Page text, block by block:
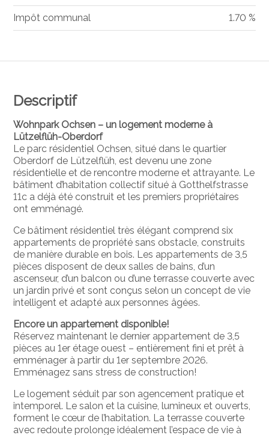
Descriptif
Wohnpark Ochsen – un logement moderne à
Lützelflüh-Oberdorf
Le parc résidentiel Ochsen, situé dans le quartier
Oberdorf de Lützelflüh, est devenu une zone
résidentielle et de rencontre moderne et attrayante. Le
bâtiment d’habitation collectif situé à Gotthelfstrasse
11c a déjà été construit et les premiers propriétaires
ont emménagé.
Ce bâtiment résidentiel très élégant comprend six
appartements de propriété sans obstacle, construits
de manière durable en bois. Les appartements de 3,5
pièces disposent de deux salles de bains, d’un
ascenseur, d’un balcon ou d’une terrasse couverte avec
un jardin privé et sont conçus selon un concept de vie
intelligent et adapté aux personnes âgées.
Encore un appartement disponible!
Réservez maintenant le dernier appartement de 3,5
pièces au 1er étage ouest – entièrement fini et prêt à
emménager à partir du 1er septembre 2026.
Emménagez sans stress de construction!
Le logement séduit par son agencement pratique et
intemporel. Le salon et la cuisine, lumineux et ouverts,
forment le cœur de l’habitation. La terrasse couverte
avec redoute prolonge idéalement l’espace de vie à
Impôt communal 1.70 %